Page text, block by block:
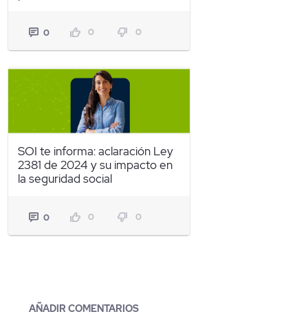
0 0 0
SOI te informa: aclaración Ley
2381 de 2024 y su impacto en
la seguridad social
0 0 0
Blogs
AÑADIR COMENTARIOS